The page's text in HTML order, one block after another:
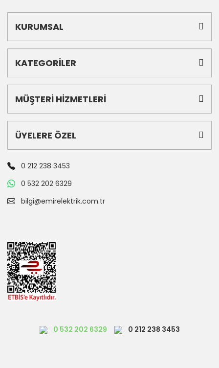
KURUMSAL
KATEGORİLER
MÜŞTERİ HİZMETLERİ
ÜYELERE ÖZEL
0 212 238 3453
0 532 202 6329
bilgi@emirelektrik.com.tr
0 532 202 6329 0 212 238 3453